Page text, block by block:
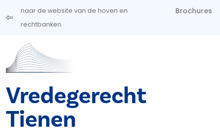
Overslaan en naar de inhoud gaan
naar de website van de hoven en
rechtbanken
Brochures
Vredegerecht
Tienen